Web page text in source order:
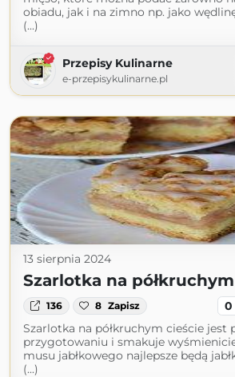
obiadu, jak i na zimno np. jako
(...)
Przepisy Kulinarne
e-przepisykulinarne.pl
13 sierpnia 2024
Szarlotka na
136 8 Zapisz 0
Szarlotka na półkruchym cieście jest
przygotowaniu i smakuje
musu jabłkowego najlepsze będą
(...)